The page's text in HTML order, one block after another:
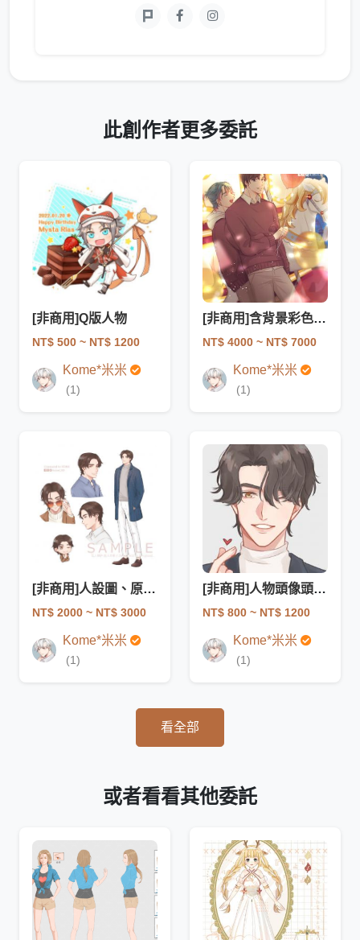
此創作者更多委託
[非商用]Q版人物
NT$ 500 ~ NT$ 1200
Kome*米米
(1)
[非商用]含背景彩色插圖
NT$ 4000 ~ NT$ 7000
Kome*米米
(1)
[非商用]人設圖、原創角色設計、立繪
NT$ 2000 ~ NT$ 3000
Kome*米米
(1)
[非商用]人物頭像頭貼胸像
NT$ 800 ~ NT$ 1200
Kome*米米
(1)
看全部
或者看看其他委託